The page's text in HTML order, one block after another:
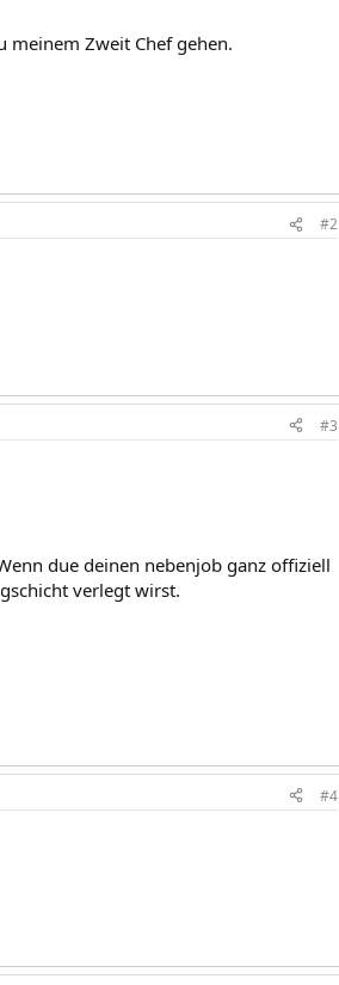
meinem Zweit Chef gehen.
#2
#3
due deinen nebenjob ganz offiziell
verlegt wirst.
#4